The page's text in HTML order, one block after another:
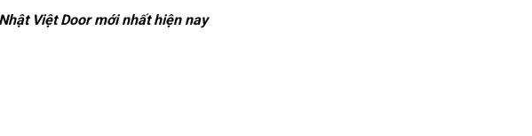
Việt Door mới nhất hiện nay